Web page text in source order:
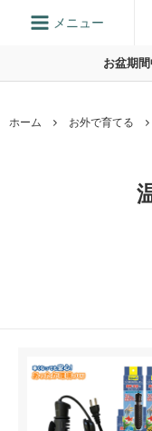
お盆期
メニュー
ホーム お外で育てる